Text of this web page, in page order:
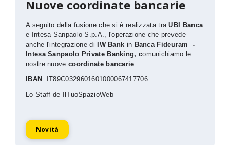
Nuove coordinate bancarie
A seguito della fusione che si è realizzata traUBI Banca
e Intesa Sanpaolo S.p.A., l'operazione che prevede
anche l'integrazione di
IW Bank in Banca Fideuram -
Intesa Sanpaolo Private Banking, comunichiamo le
nostre nuove coordinate bancarie:
IBAN : IT89C0329601601000067417706
Lo Staff de IlTuoSpazioWeb
Novità